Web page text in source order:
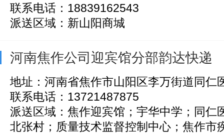
联系电话：18839162543
派送区域：新山阳商城
河南焦作公司迎宾馆分部韵达快递
地址：河南省焦作市山阳区李万街道同仁
联系电话：13721487875
派送区域：焦作迎宾馆；宇华中学；同仁
北张村；质量技术监督控制中心；焦作市